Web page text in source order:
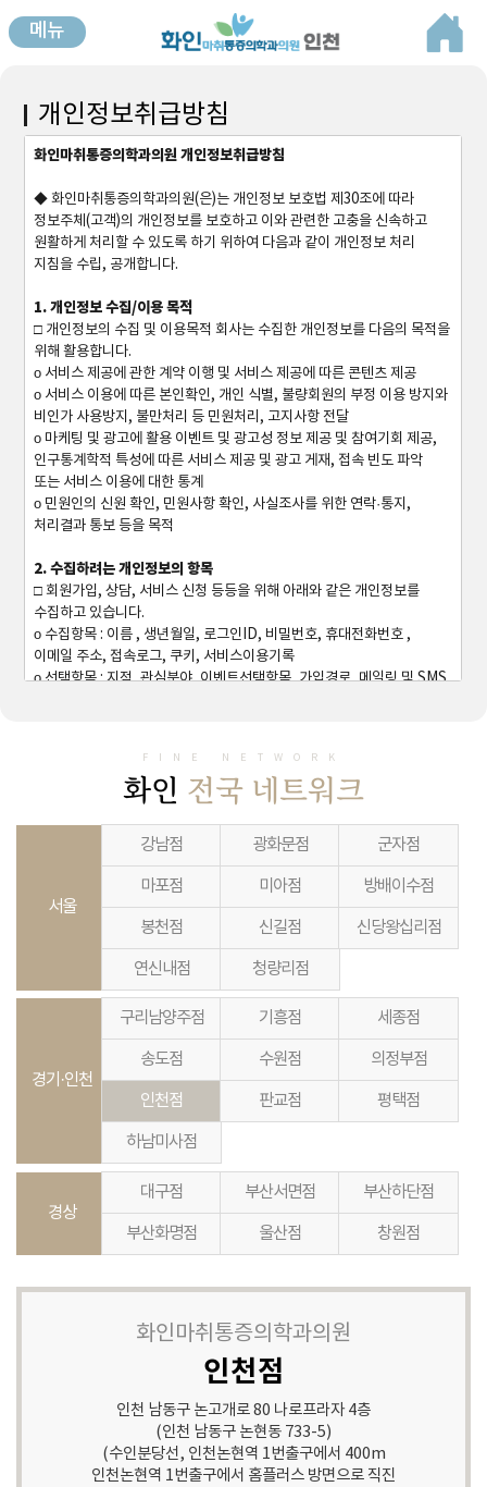
메뉴
개인정보취급방침
화인마취통증의학과의원 개인정보취급방침
◆ 화인마취통증의학과의원(은)는 개인정보 보호법 제30조에 따라
정보주체(고객)의 개인정보를 보호하고 이와 관련한 고충을 신속하고
원활하게 처리할 수 있도록 하기 위하여 다음과 같이 개인정보 처리
지침을 수립, 공개합니다.
1. 개인정보 수집/이용 목적
□ 개인정보의 수집 및 이용목적 회사는 수집한 개인정보를 다음의 목적을
위해 활용합니다.
ο 서비스 제공에 관한 계약 이행 및 서비스 제공에 따른 콘텐츠 제공
ο 서비스 이용에 따른 본인확인, 개인 식별, 불량회원의 부정 이용 방지와
비인가 사용방지, 불만처리 등 민원처리, 고지사항 전달
ο 마케팅 및 광고에 활용 이벤트 및 광고성 정보 제공 및 참여기회 제공,
인구통계학적 특성에 따른 서비스 제공 및 광고 게재, 접속 빈도 파악
또는 서비스 이용에 대한 통계
ο 민원인의 신원 확인, 민원사항 확인, 사실조사를 위한 연락·통지,
처리결과 통보 등을 목적
2. 수집하려는 개인정보의 항목
□ 회원가입, 상담, 서비스 신청 등등을 위해 아래와 같은 개인정보를
수집하고 있습니다.
ο 수집항목 : 이름 , 생년월일, 로그인ID, 비밀번호, 휴대전화번호 ,
이메일 주소, 접속로그, 쿠키, 서비스이용기록
ο 선택항목 : 지점, 관심분야, 이벤트선택항목, 가입경로, 메일링 및 SMS
3. 개인정보의 보유 및 이용기간
① <회사>은(는) 정보주체로부터 개인정보를 수집할 때 동의 받은
개인정보 보유ㆍ이용기간 또는 법령에 따른 개인정보 보유ㆍ이용기간
내에서 개인정보를 처리ㆍ보유합니다.
② 구체적인 개인정보 처리 및 보유 기간은 다음과 같습니다.
ο 고객 가입 및 관리 : 서비스 이용계약 또는 해지시까지, 다만
채권ㆍ채무관계 잔존시에는 해당 채권ㆍ채무관계 정산시까지
ο 전자상거래에서의 계약ㆍ청약철회, 대금결제, 재화 등 공급기록 : 5년
ο 수집 목적 또는 제공받는 목적이 달성된 경우에도 상법 등 기타 법령의
규정에 따라 보존할 필요성이 있는 경우, 개인정보를 보유할 수 있음
4. 개인정보처리의 위탁
① <회사>은(는) 원활한 개인정보 업무처리를 위하여 다음과 같이
ο 위탁받는 자 (수탁자) : 주식회사 브레인메디
고지사항 전달, 신규 서비스(제품) 개발 및 맞춤 서비스 제공, 이벤트 및
광고성 정보 제공 및 참여기회 제공
② 화인마취통증의학과의원은(는) 위탁계약 체결 시 개인정보 보호법
위탁업무 수행목적 외 개인정보 처리금지, 기술적/관리적 보호조치,
계약서 등 문서에 명시하고, 수탁자가 개인정보를 안전하게
처리하는지를 감독하고 있습니다.
5. 개인정보의 제3자 제공
화인마취통증의학과의원은(는) 정보주체의 별도 동의, 법률의 특별한
규정 등 개인정보 보호법 제17조에 해당하는 경우 외에는 개인정보를
제3자에게 제공하지 않습니다.
FINE NETWORK
화인 전국 네트워크
서울
강남점 광화문점 군자점
마포점 미아점 방배이수점
봉천점 신길점 신당왕십리점
연신내점 청량리점
경기·인천
구리남양주점 기흥점 세종점
송도점 수원점 의정부점
인천점 판교점 평택점
하남미사점
경상
대구점 부산서면점 부산하단점
부산화명점 울산점 창원점
화인마취통증의학과의원
인천점
인천 남동구 논고개로 80 나로프라자 4층
(인천 남동구 논현동 733-5)
(수인분당선, 인천논현역 1번출구에서 400m
인천논현역 1번출구에서 홈플러스 방면으로 직진